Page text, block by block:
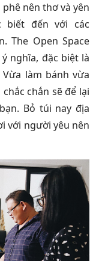
nên thơ và yên
biết đến với các
The Open Space
nghĩa, đặc biệt là
làm bánh vừa
chắn sẽ để lại
Bỏ túi nay địa
với người yêu nên